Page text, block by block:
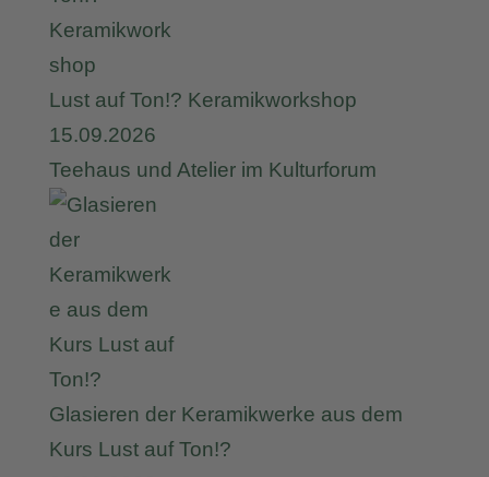
Lust auf Ton!? Keramikworkshop
15.09.2026
Teehaus und Atelier im Kulturforum
Glasieren der Keramikwerke aus dem
Kurs Lust auf Ton!?